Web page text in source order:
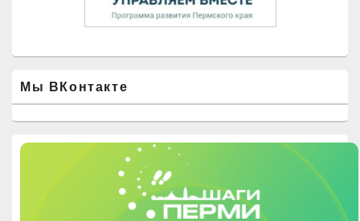
Мы ВКонтакте